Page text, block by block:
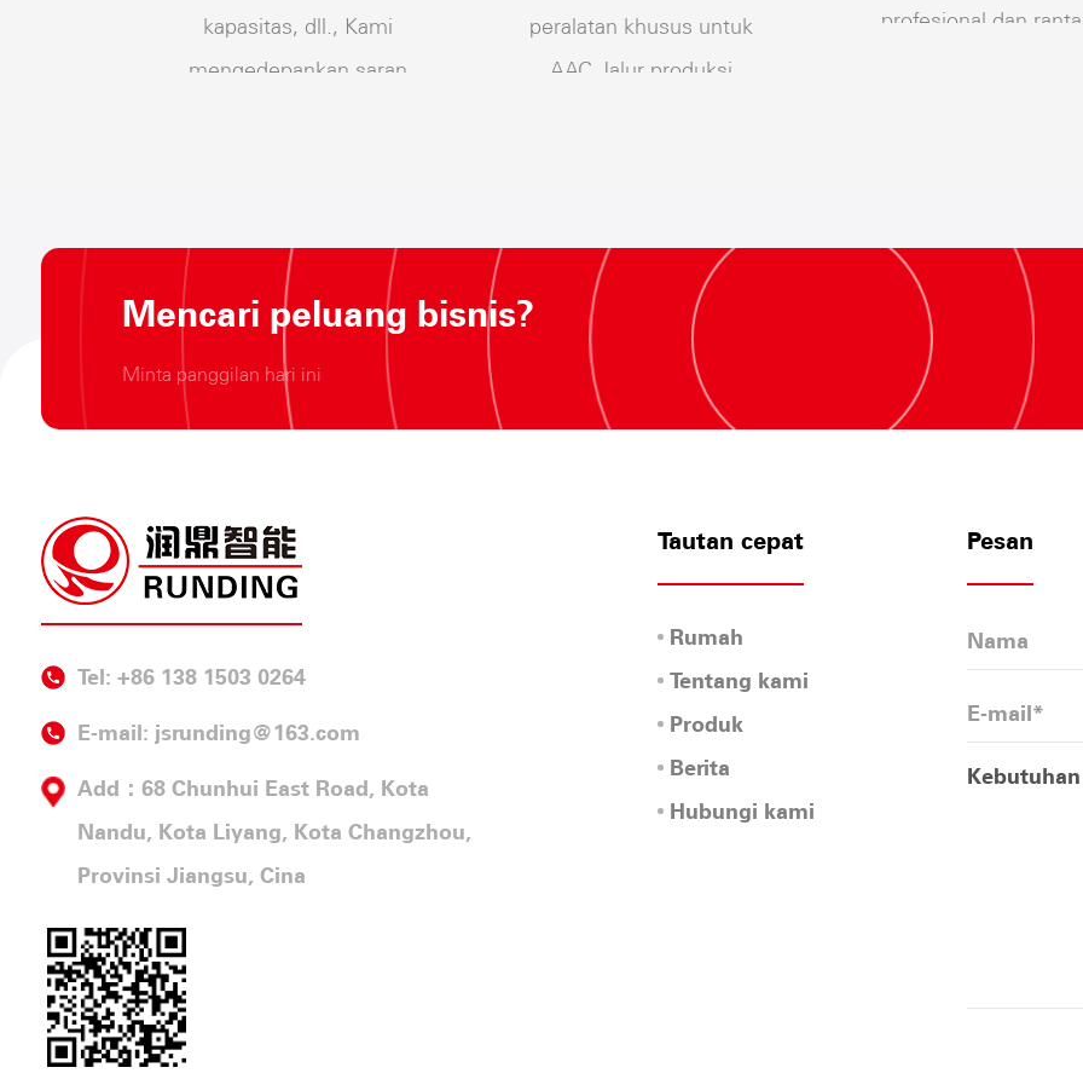
kapasitas, dll., Kami
mengedepankan saran
perencanaan tanaman
pelanggan.
peralatan khusus untuk
AAC Jalur produksi
profesional dan
kecepatan.
Mencari peluang bisnis?
Minta panggilan hari ini
Tel: +86 138 1503 0264
E-mail: jsrunding@163.com
Add：68 Chunhui East Road, Kota
Nandu, Kota Liyang, Kota Changzhou,
Provinsi Jiangsu, Cina
Tautan cepat
Rumah
Tentang kami
Produk
Berita
Hubungi kami
Pesan